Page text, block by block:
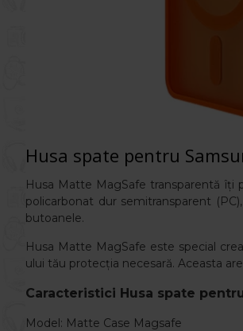
Husa spate pentru
Husa Matte MagSafe transparentă îți
policarbonat dur semitransparent
butoanele.
Husa Matte MagSafe este special
ului tău protecția necesară. Aceasta
Caracteristici Husa spate
Model: Matte Case Magsafe